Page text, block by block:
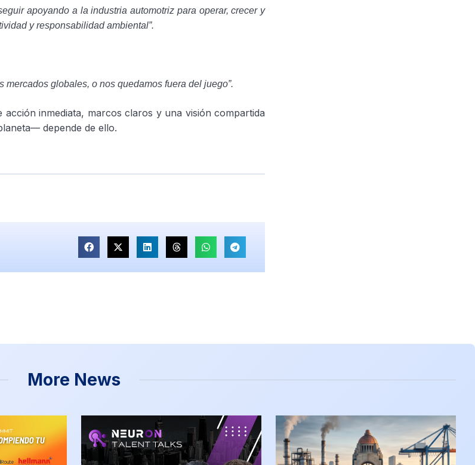
apoyando a la industria automotriz para operar, crecer y
y responsabilidad ambiental”.
globales, o nos quedamos fuera del juego”.
inmediata, marcos claros y una visión compartida
depende de ello.
More News